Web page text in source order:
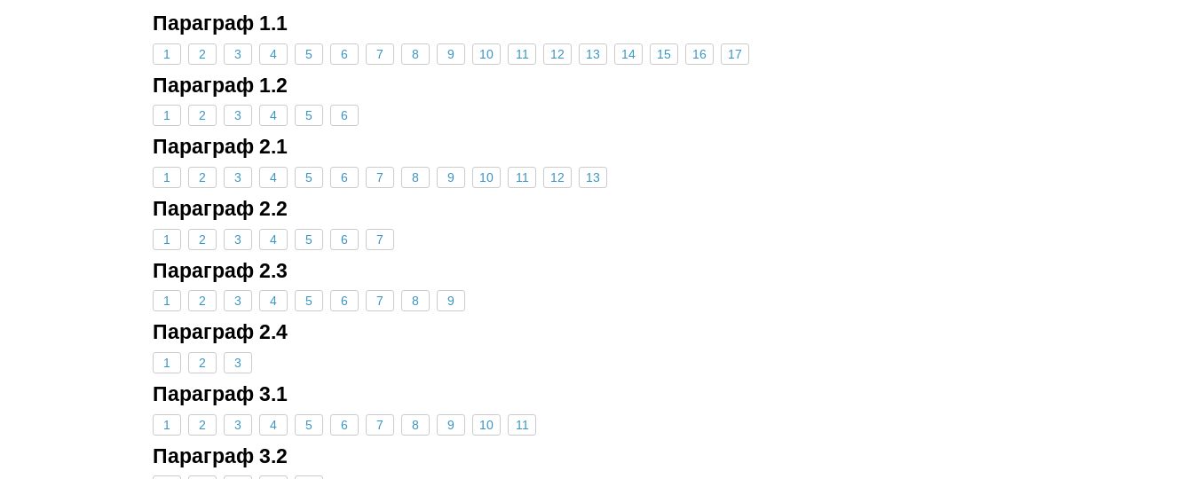
Параграф 1.1
1 2 3 4 5 6 7 8 9 10 11 12 13 14 15 16 17
Параграф 1.2
1 2 3 4 5 6
Параграф 2.1
1 2 3 4 5 6 7 8 9 10 11 12 13
Параграф 2.2
1 2 3 4 5 6 7
Параграф 2.3
1 2 3 4 5 6 7 8 9
Параграф 2.4
1 2 3
Параграф 3.1
1 2 3 4 5 6 7 8 9 10 11
Параграф 3.2